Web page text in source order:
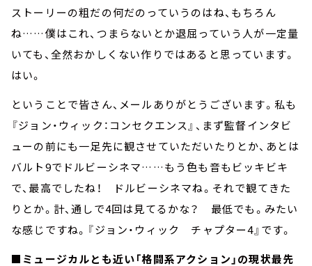
ストーリーの粗だの何だのっていうのはね、もちろん
ね……僕はこれ、つまらないとか退屈っていう人が一定量
いても、全然おかしくない作りではあると思っています。
はい。
ということで皆さん、メールありがとうございます。私も
『ジョン・ウィック：コンセクエンス』、まず監督インタビ
ューの前にも一足先に観させていただいたりとか、あとは
バルト9でドルビーシネマ……もう色も音もビッキビキ
で、最高でしたね！ ドルビーシネマね。それで観てきた
りとか。計、通しで4回は見てるかな？ 最低でも。みたい
な感じですね。『ジョン・ウィック チャプター4』です。
■ミュージカルとも近い「格闘系アクション」の現状最先